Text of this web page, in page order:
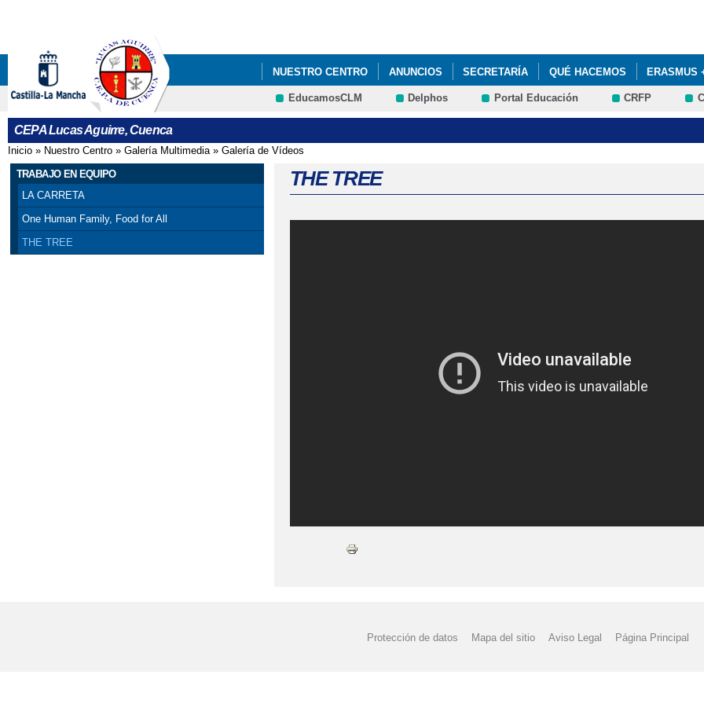
NUESTRO CENTRO ANUNCIOS SECRETARÍA QUÉ HACEMOS ERASMUS
EducamosCLM Delphos Portal Educación CRFP
CEPA Lucas Aguirre, Cuenca
Se encuentra usted aquí
Inicio » Nuestro Centro » Galería Multimedia» Galería de Vídeos
TRABAJO EN EQUIPO
LA CARRETA
One Human Family, Food for All
THE TREE
THE TREE
Protección de datos Mapa del sitio Aviso Legal Página Principal